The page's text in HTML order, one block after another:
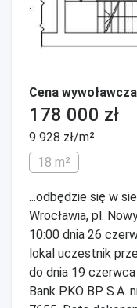
Cena
178 000 zł
9 928 zł/m²
18 m²
...odbędzie się w
Wrocławia, pl.
10:00 dnia 26
lokal uczestnik
do dnia 19
Bank PKO BP S.A.